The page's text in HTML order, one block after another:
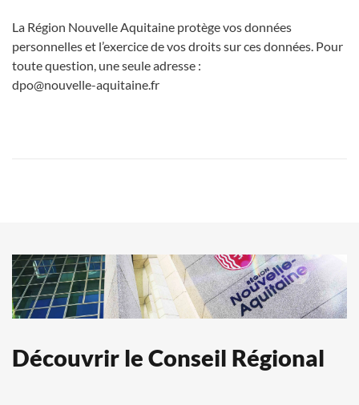
La Région Nouvelle Aquitaine protège vos données
personnelles et l’exercice de vos droits sur ces données. Pour
toute question, une seule adresse :
dpo@nouvelle-aquitaine.fr
Découvrir le Conseil Régional